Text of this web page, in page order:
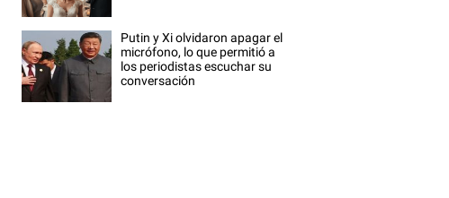
Putin y Xi olvidaron apagar el
micrófono, lo que permitió a
los periodistas escuchar su
conversación